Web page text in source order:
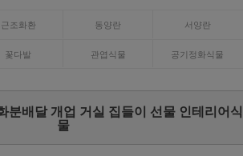
근조화환 동양란 서양란
꽃다발 관엽식물 공기정화식물
분배달 개업 거실 집들이 선물 인테리어식
물